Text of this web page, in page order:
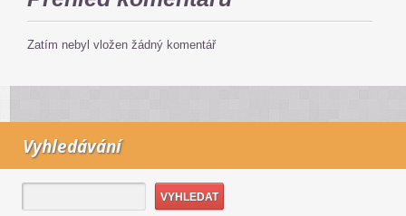
Zatím nebyl vložen žádný komentář
Vyhledávání